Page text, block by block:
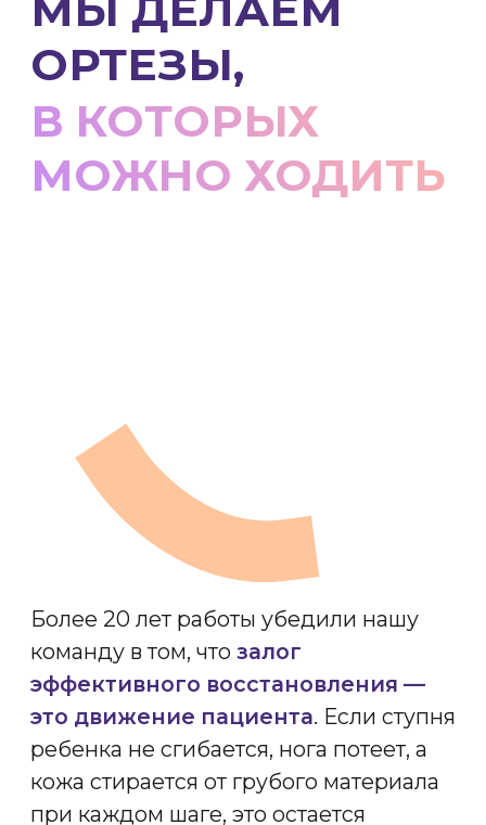
Более 20 лет работы убедили нашу
команду в том, чтозалог
эффективного восстановления —
это движение пациента. Если ступня
ребенка не сгибается, нога потеет, а
при каждом шаге, это остается
невозможным.
и Московской области
Александр Стеклов
врач-нейроортопед